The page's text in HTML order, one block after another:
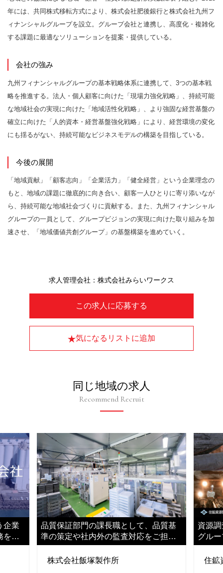
年には、共同株式移転方式により、株式会社肥後銀行と株式会社九州フ
ィナンシャルグループを設立。グループ会社と連携し、高度化・複雑化
する課題に最適なソリューションを提案・提供している。
会社の強み
九州フィナンシャルグループの基本戦略体系に連携して、3つの基本戦
略を推進する。法人・個人顧客に向けた「現場力強化戦略」、持続可能
な地域社会の実現に向けた「地域活性化戦略」、より強固な経営基盤の
確立に向けた「人的資本・経営基盤強化戦略」により、経営環境の変化
にも揺るがない、持続可能なビジネスモデルの構築を目指している。
今後の展開
「地域貢献」「顧客志向」「企業活力」「健全経営」という企業理念の
もと、地域の課題に徹底的に向き合い、顧客一人ひとりに寄り添いなが
ら、持続可能な地域社会づくりに貢献する。また、九州フィナンシャル
グループの一員として、グループビジョンの実現に向けた取り組みを加
速させ、「地域価値共創グループ」の基盤構築を進めていく。
この求人に応募する
気になるリストに追加
求人管理会社：株式会社みらいワークス
同じ地域の求人
Recommend Recruit
企業
をお
品質保証部門の課長職として、品質基
準の策定や社内外の監査対応をご担当
いただきます
株式会社飯塚製作所
資源
グル
ご活
住鉱